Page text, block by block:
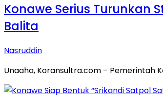
Konawe Serius Turunkan
Balita
Nasruddin
Unaaha, Koransultra.com – Pemerintah